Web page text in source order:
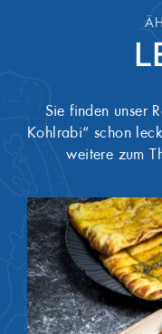
Sie finden unser
Kohlrabi“ schon
weitere zum